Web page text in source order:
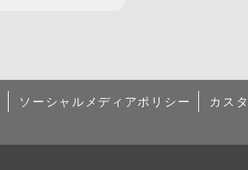
ソーシャルメディアポリシー カス